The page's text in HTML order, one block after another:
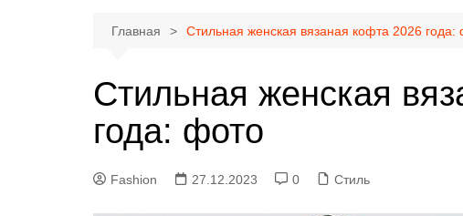
Летняя женская одежда
Зимняя женская одежда
Купальники и одежда для
пляжа
Летняя женская обувь
Зимняя женская обувь
Главная Стильная женская вязаная кофта 2026 года:
Стильная женская
года: фото
Fashion 27.12.2023 0 Стиль